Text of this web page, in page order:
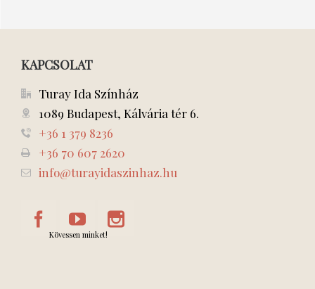
KAPCSOLAT
Turay Ida Színház
1089 Budapest, Kálvária tér 6.
+36 1 379 8236
+36 70 607 2620
info@turayidaszinhaz.hu
Kövessen minket!